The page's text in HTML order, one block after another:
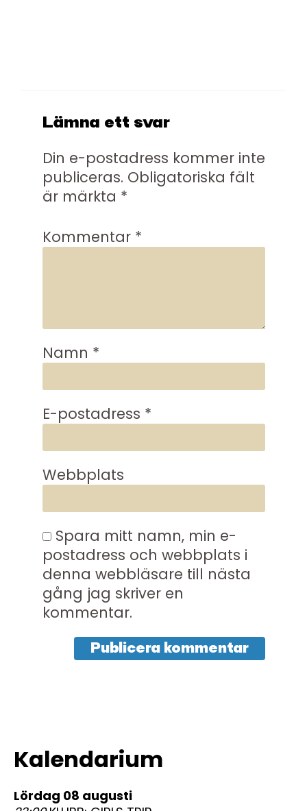
Lämna ett svar
Din e-postadress kommer inte
publiceras. Obligatoriska fält
är märkta *
Kommentar *
Namn *
E-postadress *
Webbplats
Spara mitt namn, min e-
postadress och webbplats i
denna webbläsare till nästa
gång jag skriver en
kommentar.
Kalendarium
lördag 08 augusti